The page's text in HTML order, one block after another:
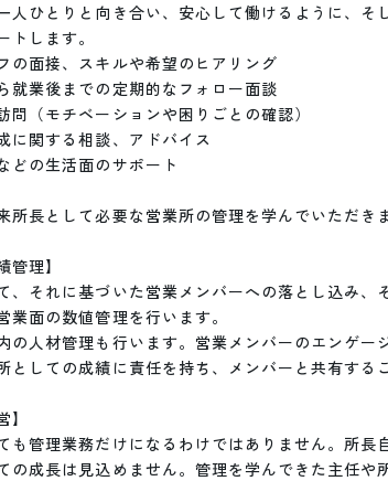
人ひとりと向き合い、安心して働けるように、そ
トします。
の面接、スキルや希望のヒアリング
就業後までの定期的なフォロー面談
問（モチベーションや困りごとの確認）
に関する相談、アドバイス
どの生活面のサポート
所長として必要な営業所の管理を学んでいただきま
管理】
、それに基づいた営業メンバーへの落とし込み、
業面の数値管理を行います。
の人材管理も行います。営業メンバーのエンゲー
としての成績に責任を持ち、メンバーと共有する
】
も管理業務だけになるわけではありません。所長
の成長は見込めません。管理を学んできた主任や